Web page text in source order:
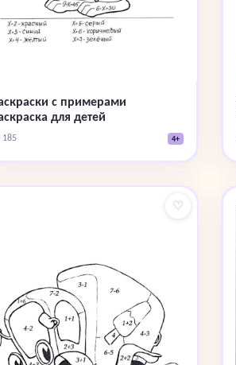
с примерами
для детей
4+
♡